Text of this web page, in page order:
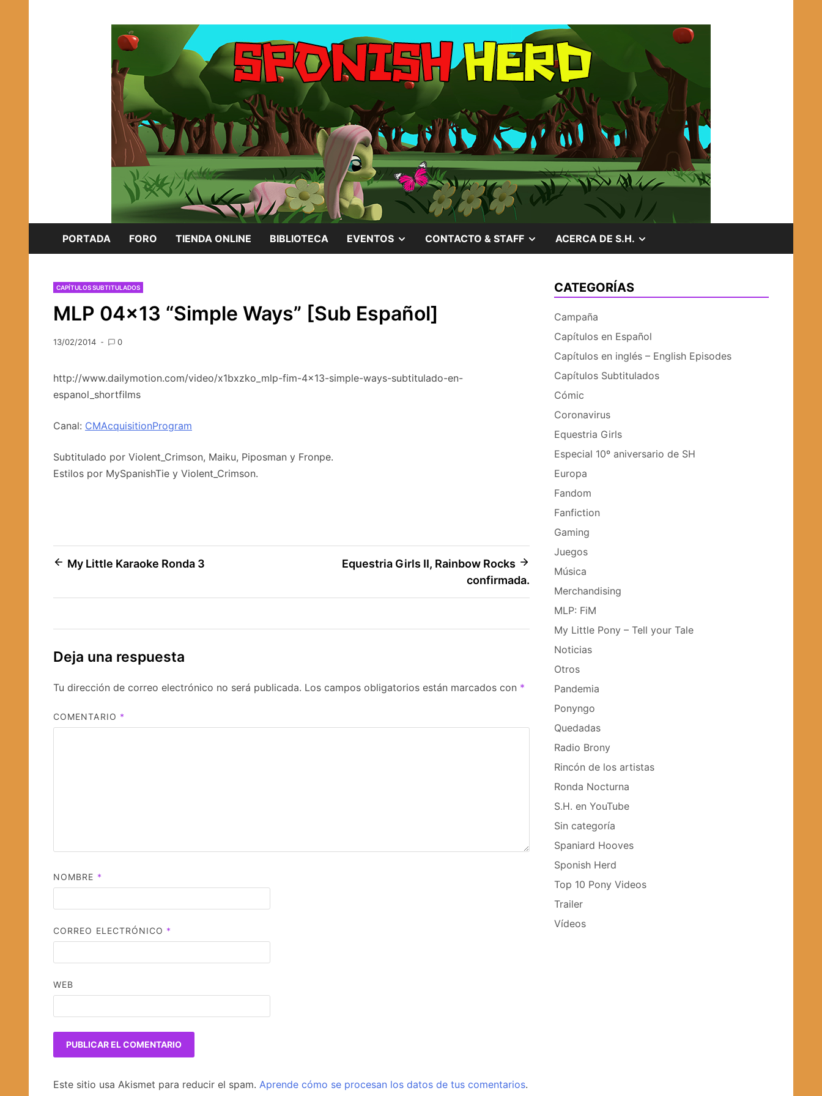
SPONISH HERD
PORTADA FORO TIENDA ONLINE BIBLIOTECA EVENTOS MOSTRAR
CONTACTO & STAFF MOSTRAR
SUBMENÚ
ACERCA DE S.H.
SUBMENÚ
CAPÍTULOS SUBTITULADOS
MLP 04×13 “Simple Ways” [Sub Español]
13/02/2014 0
http://www.dailymotion.com/video/x1bxzko_mlp-fim-4×13-simple-ways-subtitulado-en-
espanol_shortfilms
Canal: CMAcquisitionProgram
Subtitulado por Violent_Crimson, Maiku, Piposman y Fronpe.
Estilos por MySpanishTie y Violent_Crimson.
Navegación
My Little Karaoke Ronda 3
Equestria Girls II, Rainbow Rocks
confirmada.
Deja una respuesta
Tu dirección de correo electrónico no será publicada. Los campos obligatorios están marcados con *
COMENTARIO *
NOMBRE *
CORREO ELECTRÓNICO *
WEB
Este sitio usa Akismet para reducir el spam. Aprende cómo se procesan los datos de tus comentarios.
CATEGORÍAS
Campaña
Capítulos en Español
Capítulos en inglés – English Episodes
Capítulos Subtitulados
Cómic
Coronavirus
Equestria Girls
Especial 10º aniversario de SH
Europa
Fandom
Fanfiction
Gaming
Juegos
Música
Merchandising
MLP: FiM
My Little Pony – Tell your Tale
Noticias
Otros
Pandemia
Ponyngo
Quedadas
Radio Brony
Rincón de los artistas
Ronda Nocturna
S.H. en YouTube
Sin categoría
Spaniard Hooves
Sponish Herd
Top 10 Pony Videos
Trailer
Vídeos